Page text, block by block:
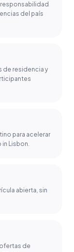
del país
de residencia y
para acelerar
Lisbon.
abierta, sin
de